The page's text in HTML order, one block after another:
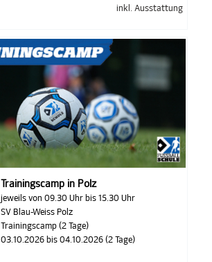
inkl. Ausstattung
Trainingscamp in Polz
jeweils von 09.30 Uhr bis 15.30 Uhr
SV Blau-Weiss Polz
Trainingscamp (2 Tage)
03.10.2026 bis 04.10.2026 (2 Tage)